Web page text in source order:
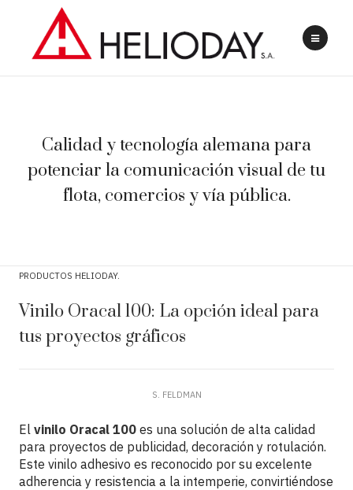
Calidad y tecnología alemana para
potenciar la comunicación visual de tu
flota, comercios y vía pública.
PRODUCTOS HELIODAY
Vinilo Oracal 100: La opción ideal para
tus proyectos gráficos
S. FELDMAN
El vinilo Oracal 100 es una solución de alta calidad
para proyectos de publicidad, decoración y rotulación.
Este vinilo adhesivo es reconocido por su excelente
adherencia y resistencia a la intemperie, convirtiéndose